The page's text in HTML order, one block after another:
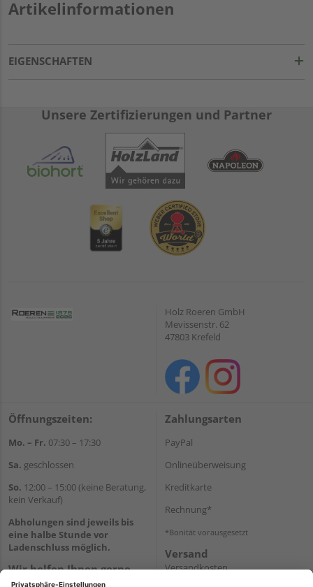
Artikelinformationen
EIGENSCHAFTEN
Unsere Zertifizierungen und Partner
Holz Roeren GmbH
Mevissenstr. 62
47803 Krefeld
Öffnungszeiten:
Mo. – Fr. 07:30 – 17:30
Sa. geschlossen
So. 12:00 – 15:00 (keine Beratung,
kein Verkauf)
Abholungen sind jeweils bis
eine halbe Stunde vor
Ladenschluss möglich.
Wir helfen Ihnen gerne
weiter
Zahlungsarten
PayPal
Onlineüberweisung
Kreditkarte
Rechnung*
*Bonität vorausgesetzt
Versand
Versandkosten